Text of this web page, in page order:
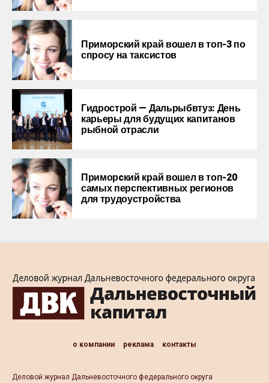
Приморский край вошел в топ-3 по
спросу на таксистов
Гидрострой — Дальрыбвтуз: День
карьеры для будущих капитанов
рыбной отрасли
Приморcкий край вошел в топ-20
самых перспективных регионов
для трудоустройства
о компании реклама контакты
Деловой журнал Дальневосточного федерального округа